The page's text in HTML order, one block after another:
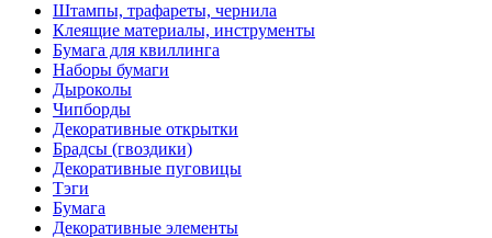
Штампы, трафареты, чернила
Клеящие материалы, инструменты
Бумага для квиллинга
Наборы бумаги
Дыроколы
Чипборды
Декоративные открытки
Брадсы (гвоздики)
Декоративные пуговицы
Тэги
Бумага
Декоративные элементы